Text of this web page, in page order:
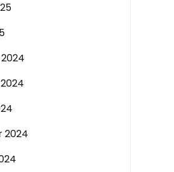
2024